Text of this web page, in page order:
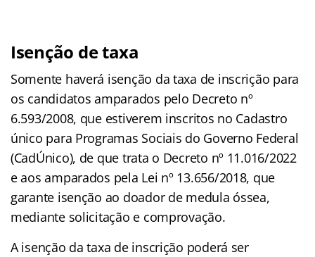
Isenção de taxa
Somente haverá isenção da taxa de inscrição para
os candidatos amparados pelo Decreto nº
6.593/2008, que estiverem inscritos no Cadastro
único para Programas Sociais do Governo Federal
(CadÚnico), de que trata o Decreto nº 11.016/2022
e aos amparados pela Lei nº 13.656/2018, que
garante isenção ao doador de medula óssea,
mediante solicitação e comprovação.
A isenção da taxa de inscrição poderá ser